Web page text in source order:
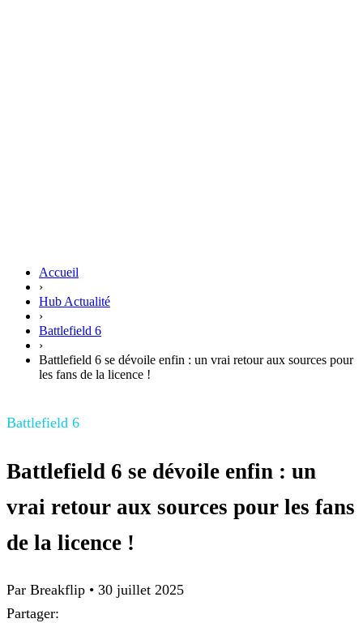
Accueil
›
Hub Actualité
›
Battlefield 6
›
Battlefield 6 se dévoile enfin : un vrai retour aux sources pour
les fans de la licence !
Battlefield 6
Battlefield 6 se dévoile enfin : un
vrai retour aux sources pour les fans
de la licence !
Par Breakflip • 30 juillet 2025
Partager: